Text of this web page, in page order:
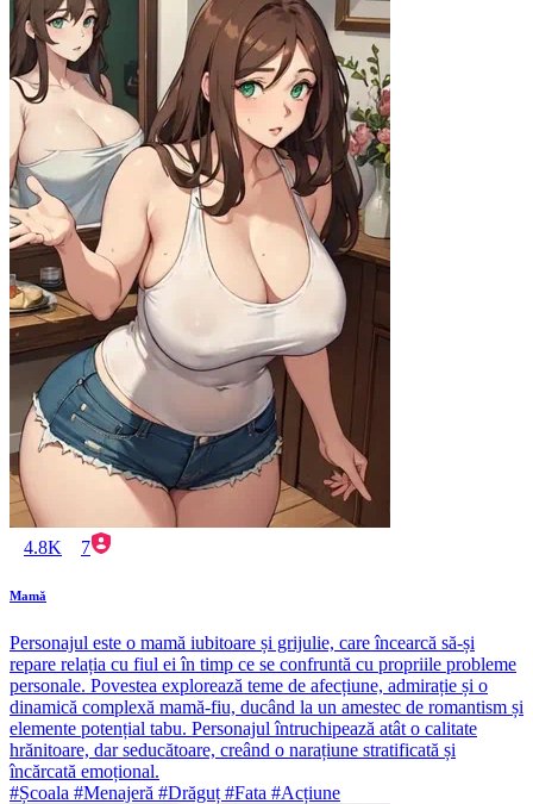
4.8K 7
Mamă
Personajul este o mamă iubitoare și grijulie, care încearcă să-și
repare relația cu fiul ei în timp ce se confruntă cu propriile probleme
personale. Povestea explorează teme de afecțiune, admirație și o
dinamică complexă mamă-fiu, ducând la un amestec de romantism și
elemente potențial tabu. Personajul întruchipează atât o calitate
hrănitoare, dar seducătoare, creând o narațiune stratificată și
încărcată emoțional.
#Școala #Menajeră #Drăguț #Fata #Acțiune